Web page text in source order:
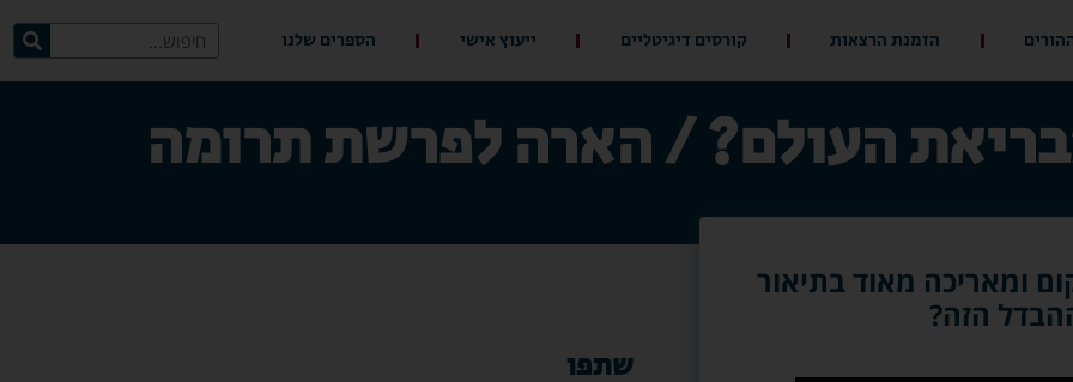
הזמנת הרצאות קורסים דיגיטליים ייעוץ אישי הספרים שלנו
העולם? / הארה לפרשת תרומה
ומאריכה מאוד בתיאור
הזה?
שתפו